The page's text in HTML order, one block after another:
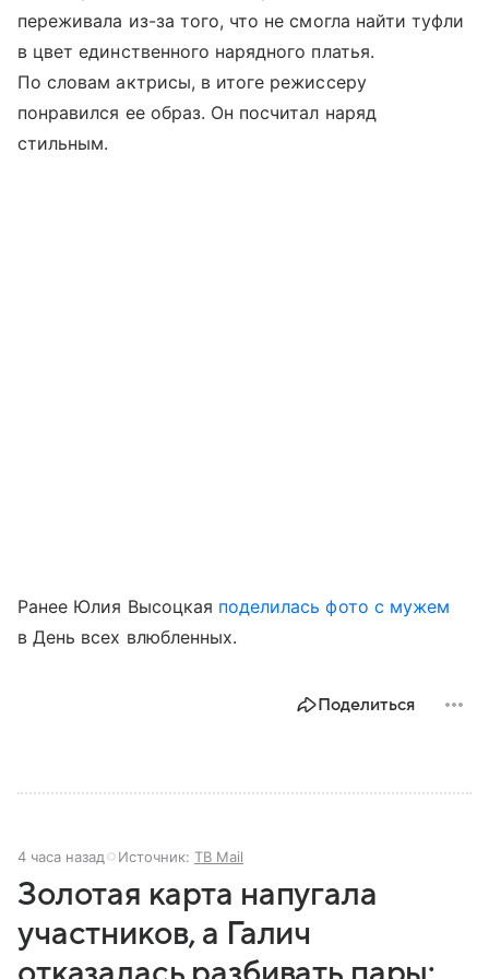
переживала из-за того, что не смогла найти туфли
в цвет единственного нарядного платья.
По словам актрисы, в итоге режиссеру
понравился ее образ. Он посчитал наряд
стильным.
Ранее Юлия Высоцкая поделилась фото с мужем
в День всех влюбленных.
Поделиться
4 часа назад Источник: ТВ Mail
Золотая карта напугала
участников, а Галич